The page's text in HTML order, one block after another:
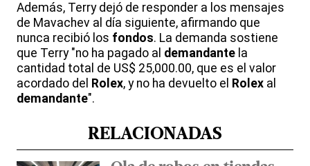
Además, Terry dejó de responder a los mensajes
de Mavachev al día siguiente, afirmando que
nunca recibió los fondos. La demanda sostiene
que Terry "no ha pagado al demandante la
cantidad total de US$ 25,000.00, que es el valor
acordado del Rolex, y no ha devuelto el Rolex al
demandante".
RELACIONADAS